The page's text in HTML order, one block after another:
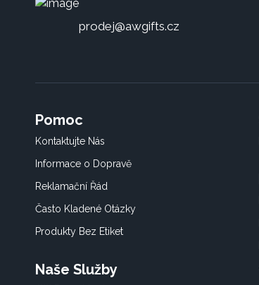
prodej@awgifts.cz
Pomoc
Kontaktujte Nás
Informace o Dopravě
Reklamační Řád
Často Kladené Otázky
Produkty Bez Etiket
Naše Služby